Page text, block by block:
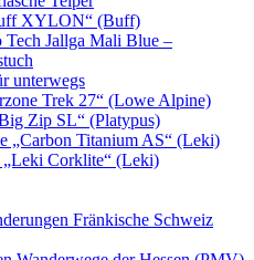
XYLON“ (Buff)
Tech Jallga Mali Blue –
unterwegs
Trek 27“ (Lowe Alpine)
Zip SL“ (Platypus)
„Carbon Titanium AS“ (Leki)
„Leki Corklite“ (Leki)
Fränkische Schweiz